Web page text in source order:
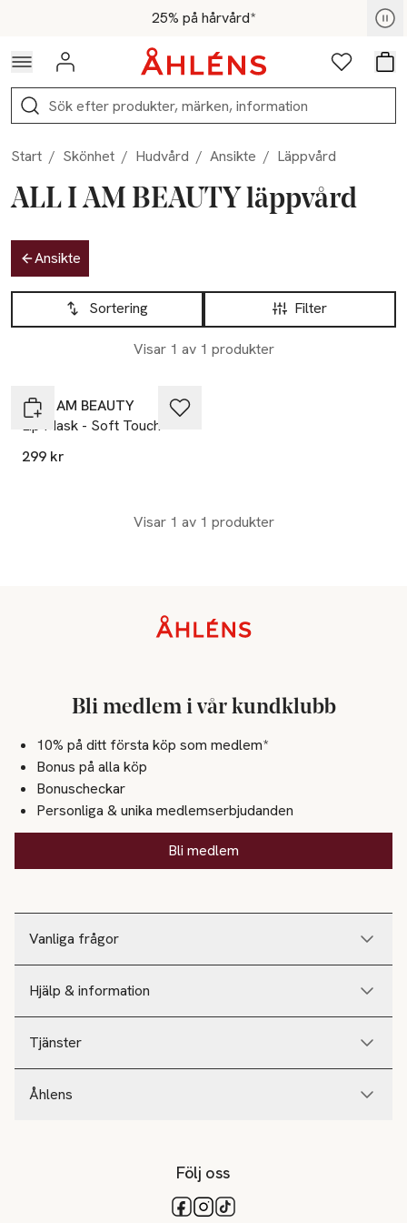
Hoppa till navigationsmenyn25% på hårvård*
För medlemmar - Shoppa nu
Logga in Favoriter
Sök
Start / Skönhet / Hudvård / Ansikte / Läppvård
ALL I AM BEAUTY läppvård
Hoppa till produktsidan
Ansikte
Hoppa till produktsidan
Filter
Sortering
Visar 1 av 1 produkter
Lista över produkter
ALL I AM BEAUTY
Lip Mask - Soft Touch
299 kr
Visar 1 av 1 produkter
Vanliga frågor
Hjälp & information
Tjänster
Åhlens
Bli medlem i vår kundklubb
10% på ditt första köp som medlem*
Bonus på alla köp
Bonuscheckar
Personliga & unika medlemserbjudanden
Bli medlem
Följ oss